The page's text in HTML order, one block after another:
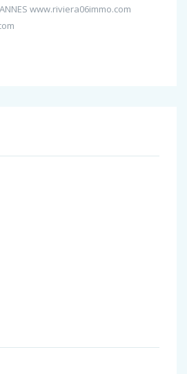
www.riviera06immo.com